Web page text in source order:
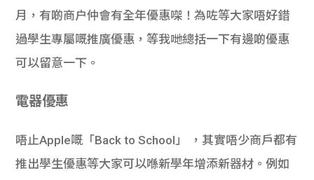
月，有啲商户仲會有全年優惠㗎！為咗等大家唔好錯
過學生專屬嘅推廣優惠，等我哋總括一下有邊啲優惠
可以留意一下。
電器優惠
唔止Apple嘅「Back to School」 ，其實唔少商戶都有
推出學生優惠等大家可以喺新學年增添新器材。例如